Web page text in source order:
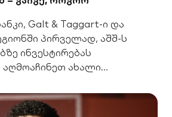
Galt & Taggart-ი და
პირველად, აშშ-ს
ინვესტირებას
აღმოაჩინეთ ახალი